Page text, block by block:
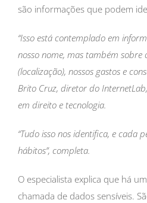
são informações que podem
“Isso está contemplado em
nosso nome, mas também sobre
(localização), nossos gastos e
Brito Cruz, diretor do
em direito e tecnologia.
“Tudo isso nos identifica, e cada
hábitos”, completa.
O especialista explica que há
chamada de dados sensíveis.